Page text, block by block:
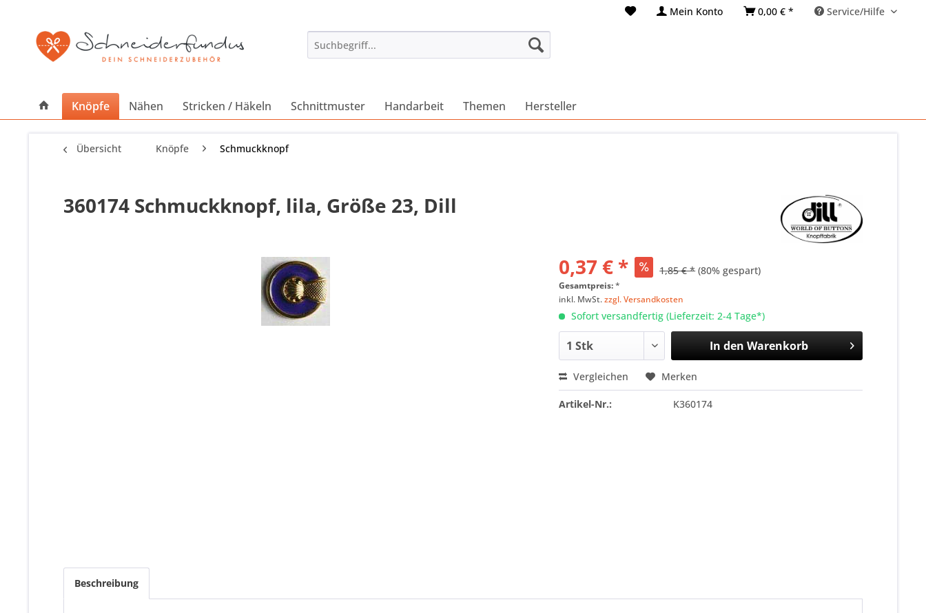
Mein Konto 0,00 € * Service/Hilfe
Knöpfe Nähen Stricken / Häkeln Schnittmuster Handarbeit Themen Hersteller
Übersicht Knöpfe Schmuckknopf
360174 Schmuckknopf, lila, Größe 23, Dill
0,37 € * 1,85 € * (80% gespart)
Gesamtpreis:*
inkl. MwSt.zzgl. Versandkosten
Sofort versandfertig (Lieferzeit: 2-4 Tage*)
In den Warenkorb
Vergleichen Merken
Artikel-Nr.: K360174
Beschreibung